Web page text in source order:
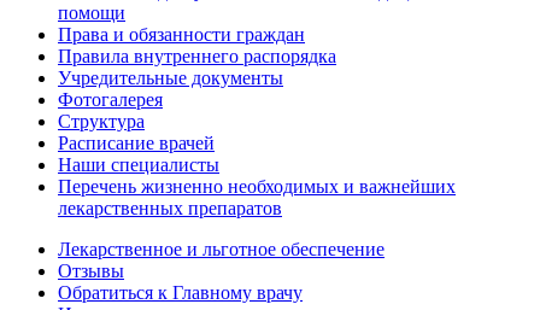
помощи
Права и обязанности граждан
Правила внутреннего распорядка
Учредительные документы
Фотогалерея
Структура
Расписание врачей
Наши специалисты
Перечень жизненно необходимых и важнейших
лекарственных препаратов
Лекарственное и льготное обеспечение
Отзывы
Обратиться к Главному врачу